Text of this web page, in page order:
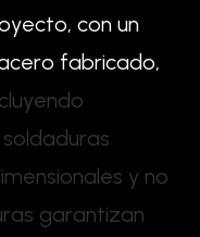
yecto, con un
cero fabricado,
cluyendo
soldaduras
imensionales y no
ras garantizan